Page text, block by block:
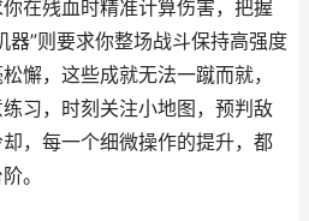
在残血时精准计算伤害，把握
器”则要求你整场战斗保持高强度
懈，这些成就无法一蹴而就，
习，时刻关注小地图，预判敌
，每一个细微操作的提升，都
。